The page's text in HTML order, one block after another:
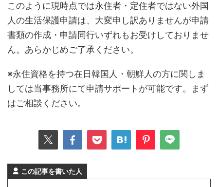
このように現時点では永住者・定住者ではない外国
人の生活保護申請は、大変申し訳ありませんが申請
書類の作成・申請同行いずれもお受けしておりませ
ん。あらかじめご了承ください。
※永住資格を持つ在日韓国人・朝鮮人の方に関しま
しては当事務所にて申請サポートが可能です。まず
はご相談ください。
この記事を書いた人